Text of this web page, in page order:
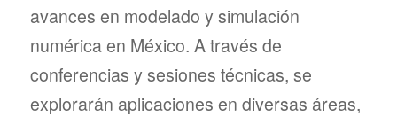
avances en modelado y simulación
numérica en México. A través de
conferencias y sesiones técnicas, se
explorarán aplicaciones en diversas áreas,